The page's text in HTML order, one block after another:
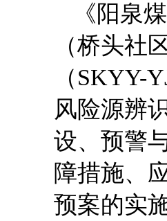
《阳泉
（桥头社
（SKYY-
风险源辨
设、预警
障措施、
预案的实